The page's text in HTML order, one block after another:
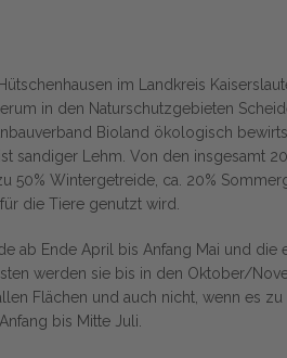
im Landkreis
in den Naturschutzgebieten
Bioland ökologisch
sandiger Lehm. Von den insgesamt
50% Wintergetreide, ca. 20%
die Tiere genutzt wird.
ab Ende April bis Anfang Mai und die
werden sie bis in den Oktober/
Flächen und auch nicht, wenn es zu
bis Mitte Juli.